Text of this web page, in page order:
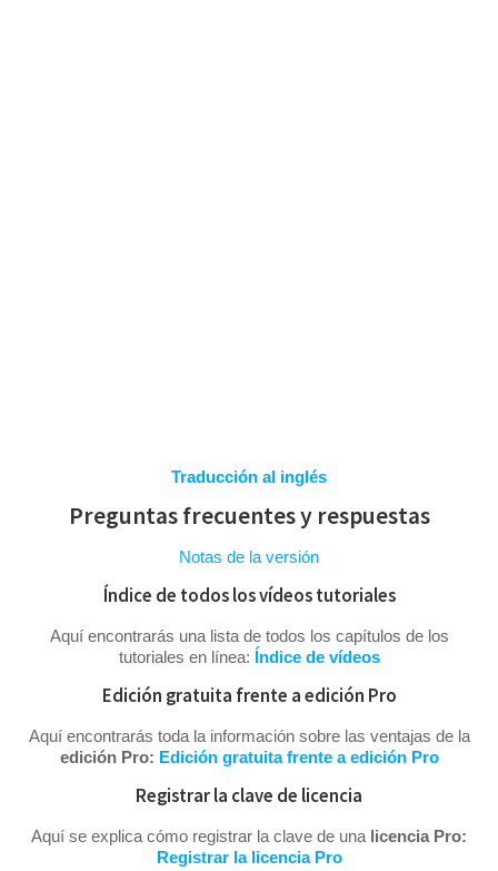
Traducción al inglés
Preguntas frecuentes y respuestas
Notas de la versión
Índice de todos los vídeos tutoriales
Aquí encontrarás una lista de todos los capítulos de los
tutoriales en línea: Índice de vídeos
Edición gratuita frente a edición Pro
Aquí encontrarás toda la información sobre las ventajas de la
edición Pro: Edición gratuita frente a edición Pro
Registrar la clave de licencia
Aquí se explica cómo registrar la clave de una licencia Pro:
Registrar la licencia Pro